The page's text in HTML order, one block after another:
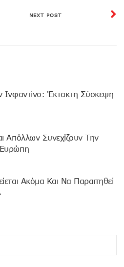
NEXT POST
Ινφαντίνο: Έκτακτη Σύσκεψη
Απόλλων Συνεχίζουν Την
Ακόμα Και Να Παραιτηθεί